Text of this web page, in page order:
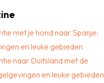
met je hond naar Spanje:
en leuke gebieden
naar Duitsland met de
en leuke gebieden